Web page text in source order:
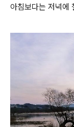
아침보다는 저녁에